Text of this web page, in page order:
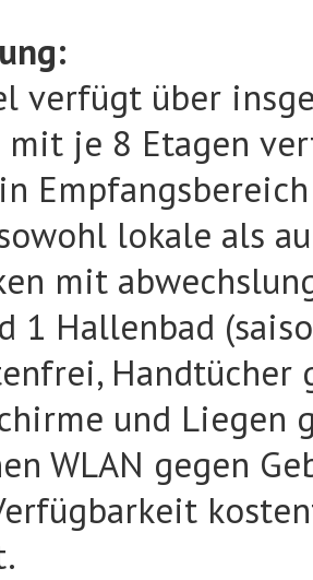
verfügt über
mit je 8 Etagen
lokale als
mit
1 Hallenbad
Handtücher
und Liegen
WLAN gegen